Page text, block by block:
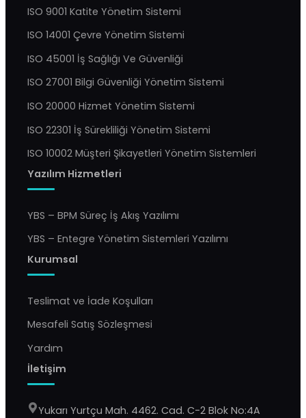
ISO 9001 Katite Yönetim Sistemi
ISO 14001 Çevre Yönetim Sistemi
ISO 45001 İş Sağlığı Ve Güvenliği
ISO 27001 Bilgi Güvenliği Yönetim Sistemi
ISO 20000 Hizmet Yönetim Sistemi
ISO 22301 İş Sürekliliği Yönetim Sistemi
ISO 10002 Müşteri Şikayetleri Yönetim Sistemleri
Yazılım Hizmetleri
YBS – BPM Süreç İş Akış Yazılımı
YBS – Entegre Yönetim Sistemleri Yazılımı
Kurumsal
Teslimat ve İade Koşulları
Mesafeli Satış Sözleşmesi
Yardım
İletişim
Yukarı Yurtçu Mah. 4462. Cad. C-2 Blok No:4A